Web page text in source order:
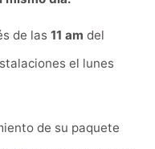
de las 11 am del
el lunes
de su paquete